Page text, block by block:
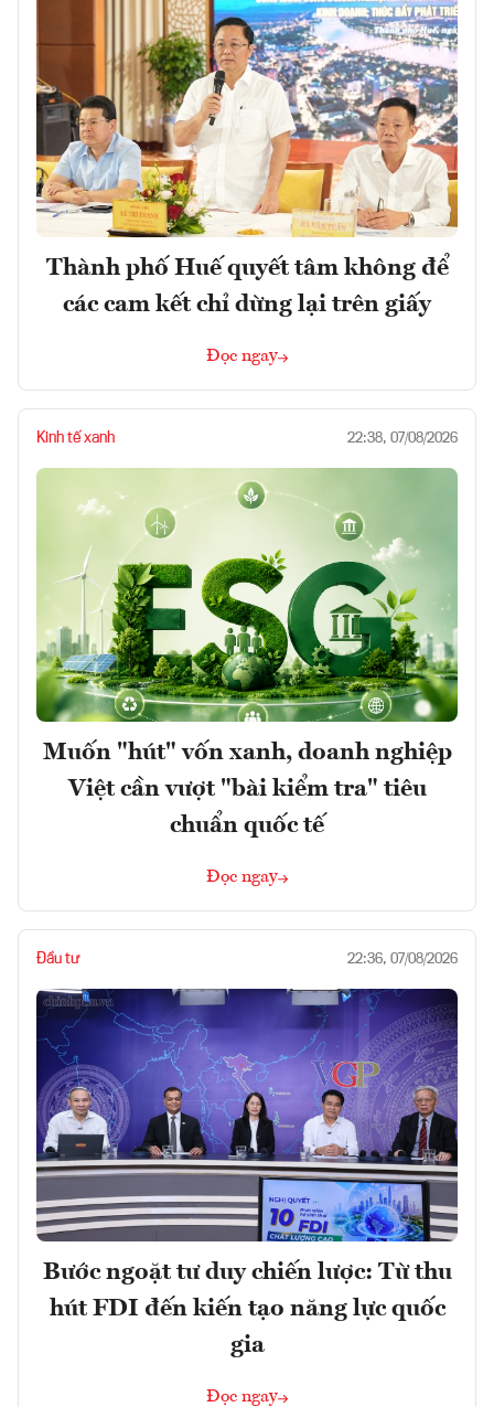
Thành phố Huế quyết tâm không để
các cam kết chỉ dừng lại trên giấy
Đọc ngay
Kinh tế xanh 22:38, 07/08/2026
Muốn "hút" vốn xanh, doanh nghiệp
Việt cần vượt "bài kiểm tra" tiêu
chuẩn quốc tế
Đọc ngay
Đầu tư 22:36, 07/08/2026
Bước ngoặt tư duy chiến lược: Từ thu
hút FDI đến kiến tạo năng lực quốc
gia
Đọc ngay